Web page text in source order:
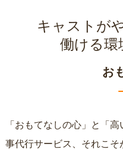
キャストが
働ける環
お
「おもてなしの心」と「
事代行サービス、それこそ